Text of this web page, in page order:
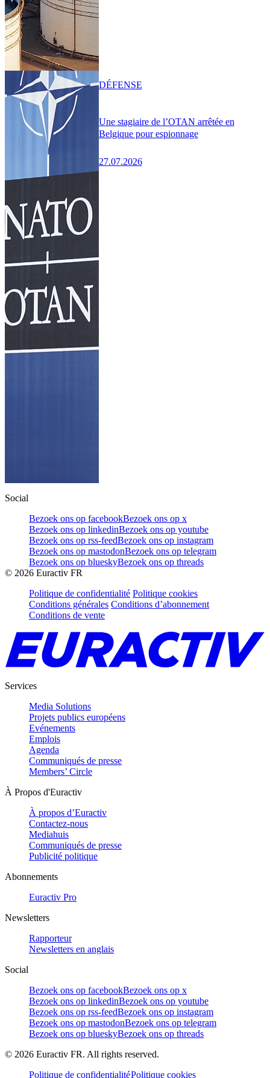
Une stagiaire de l’OTAN arrêtée en
Belgique pour espionnage
27.07.2026
DÉFENSE
Social
Bezoek ons op facebookBezoek ons op x
Bezoek ons op linkedinBezoek ons op youtube
Bezoek ons op rss-feedBezoek ons op instagram
Bezoek ons op mastodonBezoek ons op telegram
Bezoek ons op blueskyBezoek ons op threads
© 2026 Euractiv FR
Politique de confidentialité Politique cookies
Conditions générales Conditions d’abonnement
Conditions de vente
Services
Media Solutions
Projets publics européens
Evénements
Emplois
Agenda
Communiqués de presse
Members’ Circle
À Propos d'Euractiv
À propos d’Euractiv
Contactez-nous
Mediahuis
Communiqués de presse
Publicité politique
Abonnements
Euractiv Pro
Newsletters
Rapporteur
Newsletters en anglais
Social
Bezoek ons op facebookBezoek ons op x
Bezoek ons op linkedinBezoek ons op youtube
Bezoek ons op rss-feedBezoek ons op instagram
Bezoek ons op mastodonBezoek ons op telegram
Bezoek ons op blueskyBezoek ons op threads
© 2026 Euractiv FR. All rights reserved.
Politique de confidentialitéPolitique cookies